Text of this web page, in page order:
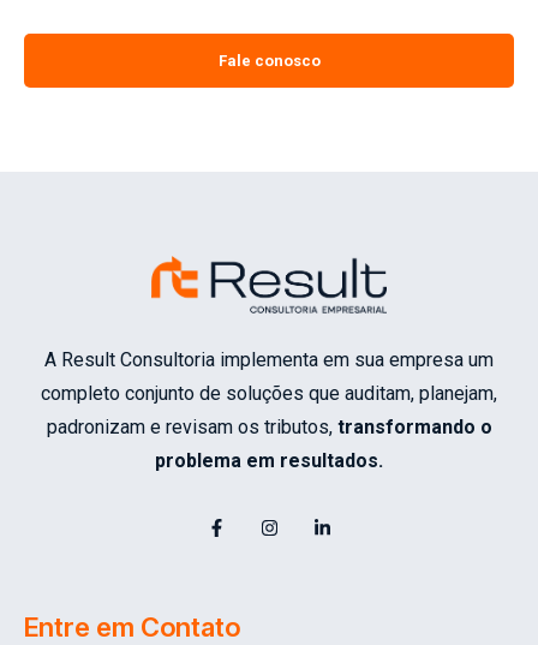
Fale conosco
A Result Consultoria implementa em sua empresa um
completo conjunto de soluções que auditam, planejam,
padronizam e revisam os tributos, transformando o
problema em resultados.
Entre em Contato